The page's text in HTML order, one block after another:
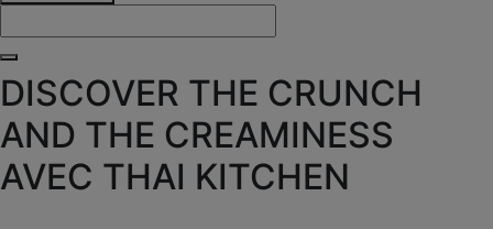
DISCOVER THE CRUNCH
AND THE CREAMINESS
AVEC THAI KITCHEN